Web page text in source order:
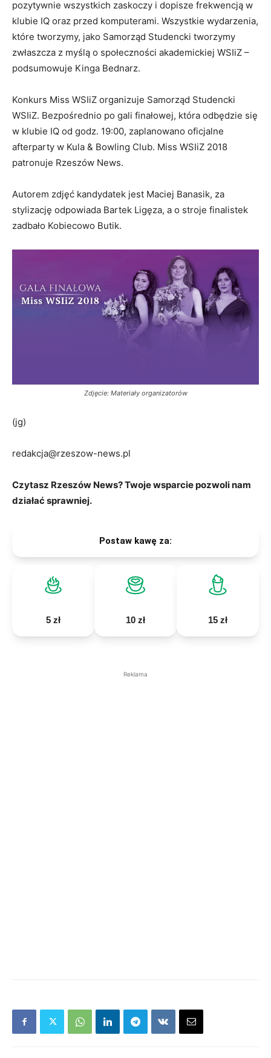
pozytywnie wszystkich zaskoczy i dopisze frekwencją w
klubie IQ oraz przed komputerami. Wszystkie wydarzenia,
które tworzymy, jako Samorząd Studencki tworzymy
zwłaszcza z myślą o społeczności akademickiej WSIiZ –
podsumowuje Kinga Bednarz.
Konkurs Miss WSIiZ organizuje Samorząd Studencki
WSIiZ. Bezpośrednio po gali finałowej, która odbędzie się
w klubie IQ od godz. 19:00, zaplanowano oficjalne
afterparty w Kula & Bowling Club. Miss WSIiZ 2018
patronuje Rzeszów News.
Autorem zdjęć kandydatek jest Maciej Banasik, za
stylizację odpowiada Bartek Ligęza, a o stroje finalistek
zadbało Kobiecowo Butik.
Zdjęcie: Materiały organizatorów
(jg)
redakcja@rzeszow-news.pl
Czytasz Rzeszów News? Twoje wsparcie pozwoli nam
działać sprawniej.
Postaw kawę za:
5 zł 10 zł 15 zł
Reklama